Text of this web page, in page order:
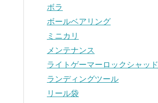
ボラ
ボールベアリング
ミニカリ
メンテナンス
ライトゲーマーロックシャッド
ランディングツール
リール袋